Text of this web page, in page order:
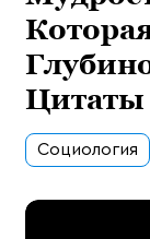
Социология